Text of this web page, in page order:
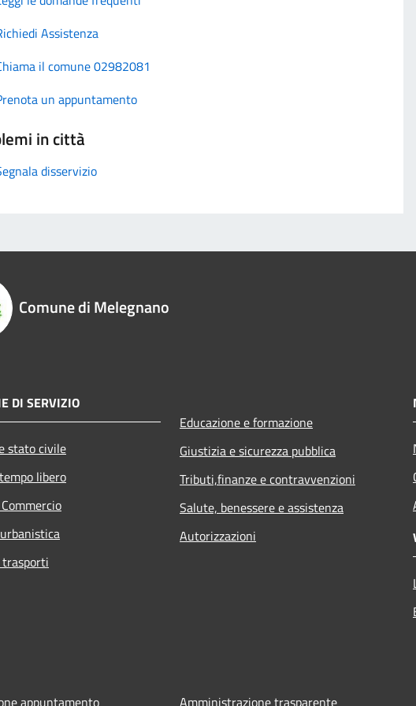
Assistenza
il comune 02982081
un appuntamento
in città
disservizio
Comune di Melegnano
DI SERVIZIO
stato civile
libero
Educazione e formazione
Giustizia e sicurezza pubblica
Tributi,finanze e contravvenzioni
Salute, benessere e assistenza
Autorizzazioni
appuntamento Amministrazione trasparente